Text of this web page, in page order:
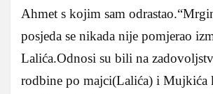
Ahmet s kojim sam
posjeda se nikada nije pomjerao
Lalića.Odnosi su bili na
rodbine po majci(Lalića) i Mujkića